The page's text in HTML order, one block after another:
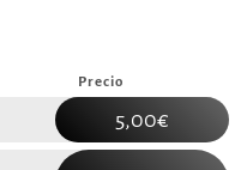
Precio
5,00€